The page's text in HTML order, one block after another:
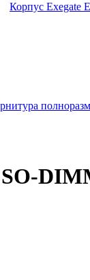
Корпус Exegate